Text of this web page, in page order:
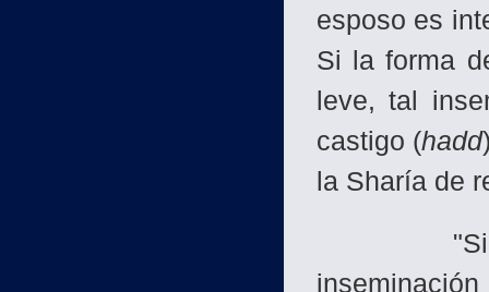
esposo es
Si la forma
leve, tal
castigo (hadd
la Sharía de
"Sin